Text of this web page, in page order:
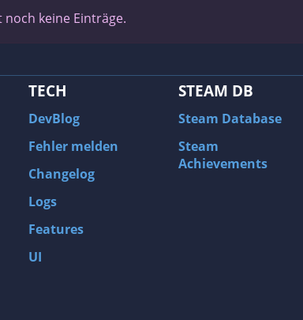
keine Einträge.
TECH
DevBlog
Fehler melden
Changelog
Logs
Features
UI
STEAM DB
Steam Database
Steam
Achievements